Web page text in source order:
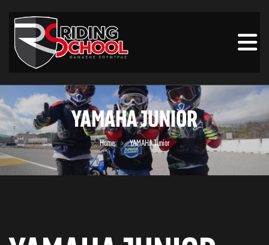
YAMAHA JUNIOR
Home YAMAHA Junior